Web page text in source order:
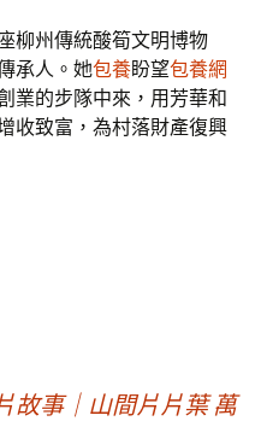
柳州傳統酸筍文明博物
承人。她包養盼望包養網
業的步隊中來，用芳華和
收致富，為村落財產復興
故事｜山間片片葉 萬